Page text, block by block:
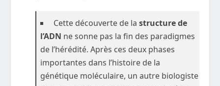
Cette découverte de lastructure de
l’ADN ne sonne pas la fin des paradigmes
de l’hérédité. Après ces deux phases
importantes dans l’histoire de la
génétique moléculaire, un autre biologiste